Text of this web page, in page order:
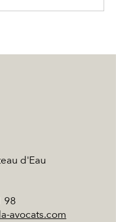
d'Eau
98
avocats.com